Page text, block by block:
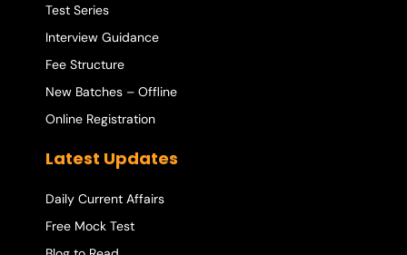
Test Series
Interview Guidance
Fee Structure
New Batches – Offline
Online Registration
Latest Updates
Daily Current Affairs
Free Mock Test